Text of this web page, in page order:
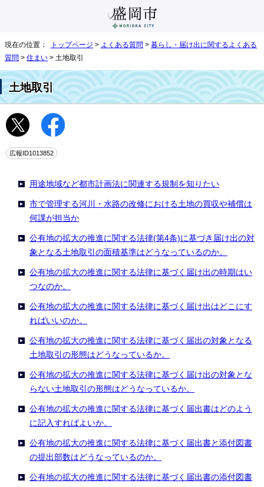
現在の位置： トップページ > よくある質問 > 暮らし・届け出に関するよくある
質問 > 住まい > 土地取引
土地取引
広報ID1013852
用途地域など都市計画法に関連する規制を知りたい
市で管理する河川・水路の改修における土地の買収や補償は
何課が担当か
公有地の拡大の推進に関する法律(第4条)に基づき届け出の対
象となる土地取引の面積基準はどうなっているのか。
公有地の拡大の推進に関する法律に基づく届け出の時期はい
つなのか。
公有地の拡大の推進に関する法律に基づく届け出はどこにす
ればいいのか。
公有地の拡大の推進に関する法律に基づく届出の対象となる
土地取引の形態はどうなっているか。
公有地の拡大の推進に関する法律に基づく届け出の対象とな
らない土地取引の形態はどうなっているか。
公有地の拡大の推進に関する法律に基づく届出書はどのよう
に記入すればよいか。
公有地の拡大の推進に関する法律に基づく届出書と添付図書
の提出部数はどうなっているのか。
公有地の拡大の推進に関する法律に基づく届出書の添付図書